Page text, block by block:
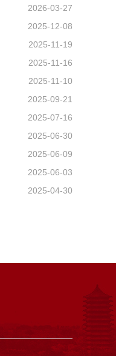
2026-03-27
2025-12-08
2025-11-19
2025-11-16
2025-11-10
2025-09-21
2025-07-16
2025-06-30
2025-06-09
2025-06-03
2025-04-30